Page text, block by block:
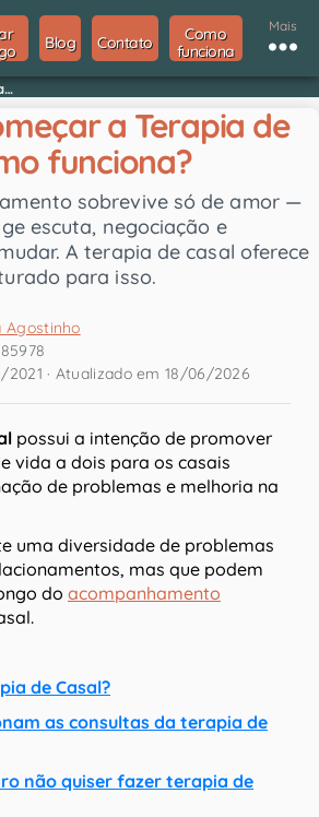
Blog Contato
Como
funciona
Mais
a Terapia de
funciona?
sobrevive só de amor —
escuta, negociação e
A terapia de casal oferece
para isso.
Agostinho
2021 · Atualizado em 18/06/2026
possui a intenção de promover
vida a dois para os casais
de problemas e melhoria na
uma diversidade de problemas
mas que podem
do acompanhamento
de Casal?
as consultas da terapia de
não quiser fazer terapia de